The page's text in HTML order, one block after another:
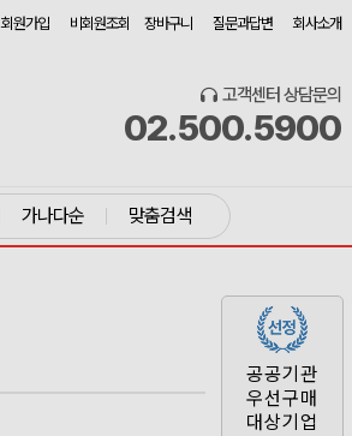
회원가입 비회원조회 장바구니 질문과답변 회사소개
고객센터 상담문의
02.500.5900
공공기관
우선구매
대상기업
가나다순 맞춤검색